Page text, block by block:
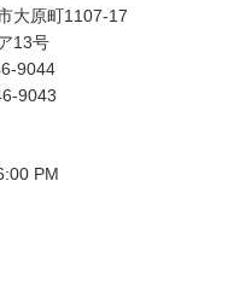
大原町1107-17
13号
9044
9043
PM